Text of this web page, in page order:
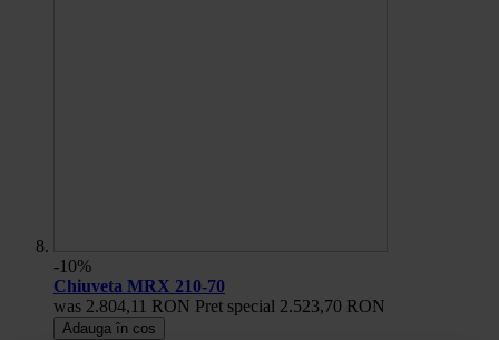
-10%
Chiuveta MRX 210-70
was 2.804,11 RON Pret special 2.523,70 RON
Adauga în cos